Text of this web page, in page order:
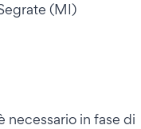
(MI)
necessario in fase di